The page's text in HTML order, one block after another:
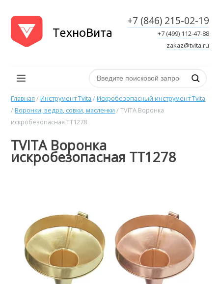
ТехноВита
+7 (846) 215-02-19
+7 (499) 112-47-88
zakaz@tvita.ru
Поиск по сайту
Главная /Инструмент Tvita /Искробезопасный инструмент Tvita
/Воронки, ведра, совки, масленки /TVITA Воронка
искробезопасная TT1278
TVITA Воронка
искробезопасная TT1278